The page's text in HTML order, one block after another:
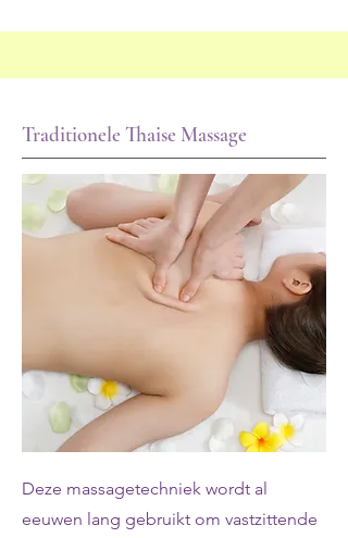
Traditionele Thaise Massage
Deze massagetechniek wordt al
eeuwen lang gebruikt om vastzittende